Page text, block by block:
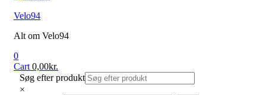
Velo94
Alt om Velo94
0
Cart 0,00kr.
Søg efter produkt
×